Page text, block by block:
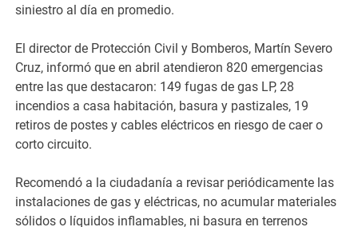
siniestro al día en promedio.
El director de Protección Civil y Bomberos, Martín Severo
Cruz, informó que en abril atendieron 820 emergencias
entre las que destacaron: 149 fugas de gas LP, 28
incendios a casa habitación, basura y pastizales, 19
retiros de postes y cables eléctricos en riesgo de caer o
corto circuito.
Recomendó a la ciudadanía a revisar periódicamente las
instalaciones de gas y eléctricas, no acumular materiales
sólidos o líquidos inflamables, ni basura en terrenos